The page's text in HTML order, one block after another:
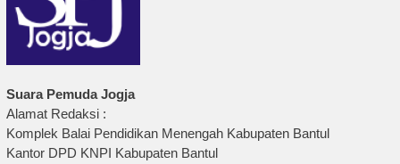
Suara Pemuda Jogja
Alamat Redaksi :
Komplek Balai Pendidikan Menengah Kabupaten Bantul
Kantor DPD KNPI Kabupaten Bantul